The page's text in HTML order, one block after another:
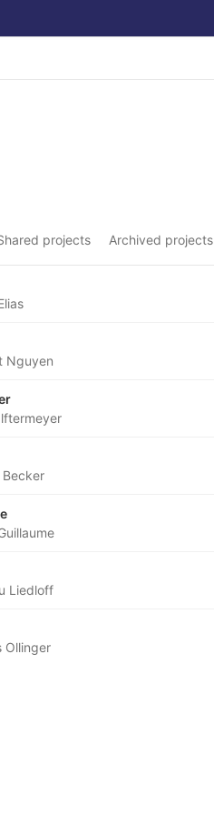
projects Archived projects
Nguyen
Becker
Liedloff
Ollinger